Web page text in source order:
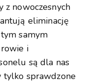
z nowoczesnych
eliminację
samym
i
są dla nas
sprawdzone